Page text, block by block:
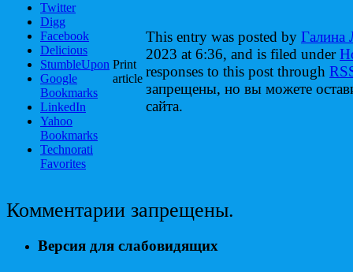
Twitter
Digg
Facebook
Delicious
StumbleUpon
Google
Bookmarks
LinkedIn
Yahoo
Bookmarks
Technorati
Favorites
Print
article
This entry was posted by Галина
2023 at 6:36, and is filed under
responses to this post through
запрещены, но вы можете
сайта.
Комментарии запрещены.
Версия для слабовидящих